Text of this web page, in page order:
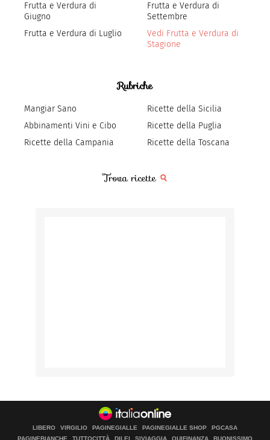
Frutta e Verdura di
Giugno
Frutta e Verdura di Luglio
Frutta e Verdura di
Settembre
Vedi Frutta e Verdura di
Stagione
Rubriche
Mangiar Sano
Abbinamenti Vini e Cibo
Ricette della Campania
Ricette della Sicilia
Ricette della Puglia
Ricette della Toscana
Trova ricette
LIBERO VIRGILIO PAGINEGIALLE PAGINEGIALLE SHOP
PGCASA